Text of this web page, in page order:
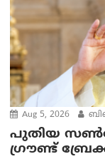
Aug 5, 2026
പുതിയ
ഗ്രൗണ്ട്